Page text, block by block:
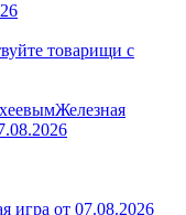
товарищи с
Железная
игра от 07.08.2026